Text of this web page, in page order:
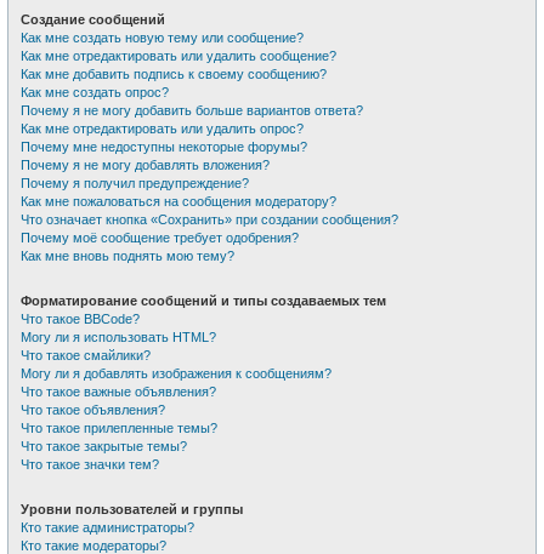
Создание сообщений
Как мне создать новую тему или сообщение?
Как мне отредактировать или удалить сообщение?
Как мне добавить подпись к своему сообщению?
Как мне создать опрос?
Почему я не могу добавить больше вариантов ответа?
Как мне отредактировать или удалить опрос?
Почему мне недоступны некоторые форумы?
Почему я не могу добавлять вложения?
Почему я получил предупреждение?
Как мне пожаловаться на сообщения модератору?
Что означает кнопка «Сохранить» при создании сообщения?
Почему моё сообщение требует одобрения?
Как мне вновь поднять мою тему?
Форматирование сообщений и типы создаваемых тем
Что такое BBCode?
Могу ли я использовать HTML?
Что такое смайлики?
Могу ли я добавлять изображения к сообщениям?
Что такое важные объявления?
Что такое объявления?
Что такое прилепленные темы?
Что такое закрытые темы?
Что такое значки тем?
Уровни пользователей и группы
Кто такие администраторы?
Кто такие модераторы?